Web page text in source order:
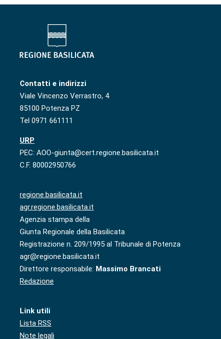
Contatti e indirizzi
Viale Vincenzo Verrastro, 4
85100 Potenza PZ
Tel 0971 661111
URP
PEC: AOO-giunta@cert.regione.basilicata.it
C.F. 80002950766
regione.basilicata.it
agr.regione.basilicata.it
Agenzia stampa della
Giunta Regionale della Basilicata
Registrazione n. 209/1995 al Tribunale di Potenza
agr@regione.basilicata.it
Direttore responsabile: Massimo Brancati
Redazione
Link utili
Lista RSS
Note legali